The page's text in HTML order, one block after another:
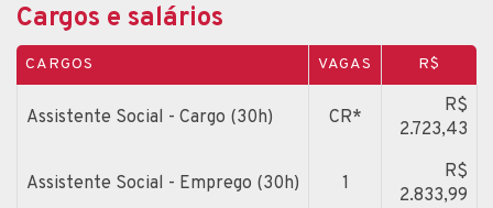
Cargos e salários
CARGOS VAGAS R$
Assistente Social - Cargo (30h) CR*
R$
2.723,43
Assistente Social - Emprego (30h) 1
R$
2.833,99